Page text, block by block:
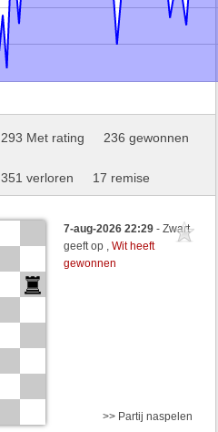
293 Met rating 236 gewonnen
351 verloren 17 remise
7-aug-2026 22:29- Zwart
geeft op ,Wit heeft
gewonnen
>> Partij naspelen